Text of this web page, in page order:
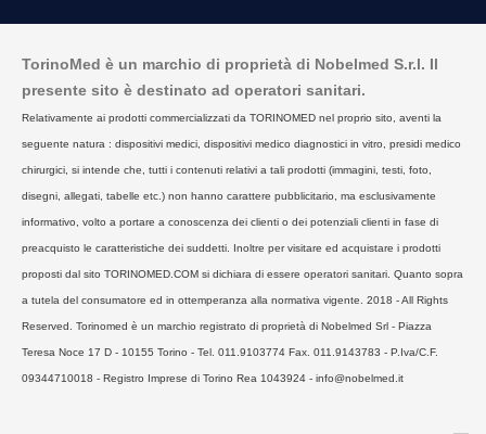
TorinoMed è un marchio di proprietà di Nobelmed S.r.l. Il
presente sito è destinato ad operatori sanitari.
Relativamente ai prodotti commercializzati da TORINOMED nel proprio sito, aventi la
seguente natura : dispositivi medici, dispositivi medico diagnostici in vitro, presidi medico
chirurgici, si intende che, tutti i contenuti relativi a tali prodotti (immagini, testi, foto,
disegni, allegati, tabelle etc.) non hanno carattere pubblicitario, ma esclusivamente
informativo, volto a portare a conoscenza dei clienti o dei potenziali clienti in fase di
preacquisto le caratteristiche dei suddetti. Inoltre per visitare ed acquistare i prodotti
proposti dal sito TORINOMED.COM si dichiara di essere operatori sanitari. Quanto sopra
a tutela del consumatore ed in ottemperanza alla normativa vigente. 2018 - All Rights
Reserved. Torinomed è un marchio registrato di proprietà di Nobelmed Srl - Piazza
Teresa Noce 17 D - 10155 Torino - Tel. 011.9103774 Fax. 011.9143783 - P.Iva/C.F.
09344710018 - Registro Imprese di Torino Rea 1043924 - info@nobelmed.it